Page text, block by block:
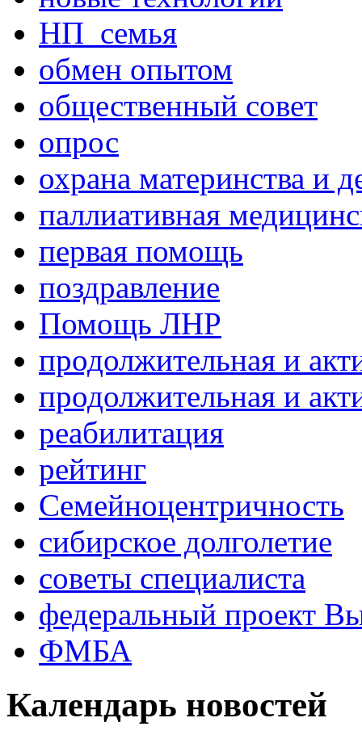
НП_семья
обмен опытом
общественный совет
опрос
охрана материнства и
паллиативная
первая помощь
поздравление
Помощь ЛНР
продолжительная и
продолжительная и
реабилитация
рейтинг
Семейноцентричность
сибирское долголетие
советы специалиста
федеральный проект
ФМБА
Календарь новостей